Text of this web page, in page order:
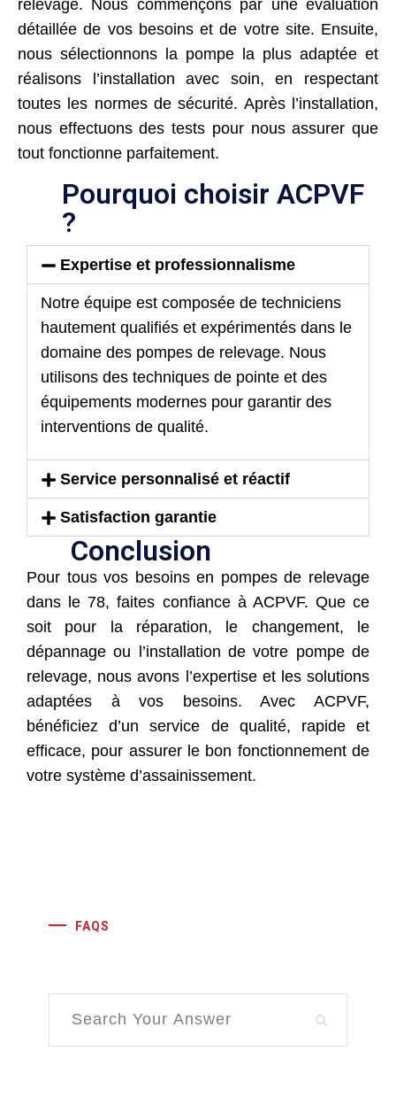
relevage. Nous commençons par une évaluation
détaillée de vos besoins et de votre site. Ensuite,
nous sélectionnons la pompe la plus adaptée et
réalisons l’installation avec soin, en respectant
toutes les normes de sécurité. Après l’installation,
nous effectuons des tests pour nous assurer que
tout fonctionne parfaitement.
Pourquoi choisir ACPVF
?
Expertise et professionnalisme
Notre équipe est composée de techniciens
hautement qualifiés et expérimentés dans le
domaine des pompes de relevage. Nous
utilisons des techniques de pointe et des
équipements modernes pour garantir des
interventions de qualité.
Service personnalisé et réactif
Satisfaction garantie
Conclusion
Pour tous vos besoins en pompes de relevage
dans le 78, faites confiance à ACPVF. Que ce
soit pour la réparation, le changement, le
dépannage ou l’installation de votre pompe de
relevage, nous avons l’expertise et les solutions
adaptées à vos besoins. Avec ACPVF,
bénéficiez d’un service de qualité, rapide et
efficace, pour assurer le bon fonctionnement de
votre système d’assainissement.
FAQS